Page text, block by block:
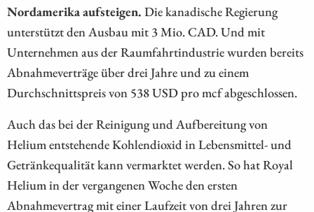
Nordamerika aufsteigen. Die kanadische Regierung
unterstützt den Ausbau mit 3 Mio. CAD. Und mit
Unternehmen aus der Raumfahrtindustrie wurden bereits
Abnahmeverträge über drei Jahre und zu einem
Durchschnittspreis von 538 USD pro mcf abgeschlossen.
Auch das bei der Reinigung und Aufbereitung von
Helium entstehende Kohlendioxid in Lebensmittel- und
Getränkequalität kann vermarktet werden. So hat Royal
Helium in der vergangenen Woche den ersten
Abnahmevertrag mit einer Laufzeit von drei Jahren zur